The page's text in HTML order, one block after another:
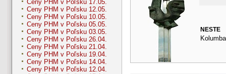
Ceny PHM v Poľsku 17.05.
Ceny PHM v Poľsku 12.05.
Ceny PHM v Poľsku 10.05.
Ceny PHM v Poľsku 05.05.
Ceny PHM v Poľsku 03.05.
Ceny PHM v Poľsku 26.04.
Ceny PHM v Poľsku 21.04.
Ceny PHM v Poľsku 19.04.
Ceny PHM v Poľsku 14.04.
Ceny PHM v Poľsku 12.04.
NESTE